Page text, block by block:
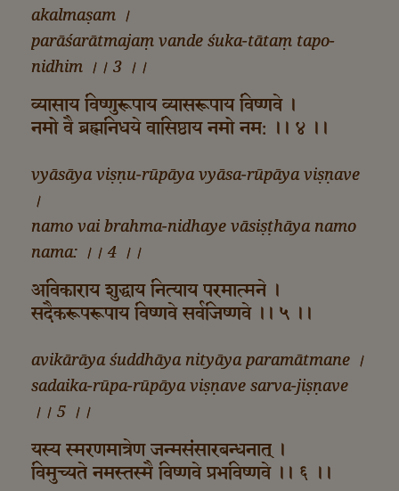
akalmaṣam ।
parāśarātmajaṃ vande śuka-tātaṃ tapo-
nidhim ।। 3 ।।
व्यासाय विष्णुरूपाय व्यासरूपाय विष्णवे ।
नमो वै ब्रह्मनिधये वासिष्ठाय नमो नम: ।। ४ ।।
vyāsāya viṣṇu-rūpāya vyāsa-rūpāya viṣṇave
।
namo vai brahma-nidhaye vāsiṣṭhāya namo
nama: ।। 4 ।।
अविकाराय शुद्धाय नित्याय परमात्मने ।
सदैकरूपरूपाय विष्णवे सर्वजिष्णवे ।। ५ ।।
avikārāya śuddhāya nityāya paramātmane ।
sadaika-rūpa-rūpāya viṣṇave sarva-jiṣṇave
।। 5 ।।
यस्य स्मरणमात्रेण जन्मसंसारबन्धनात् ।
विमुच्यते नमस्तस्मै विष्णवे प्रभविष्णवे ।। ६ ।।